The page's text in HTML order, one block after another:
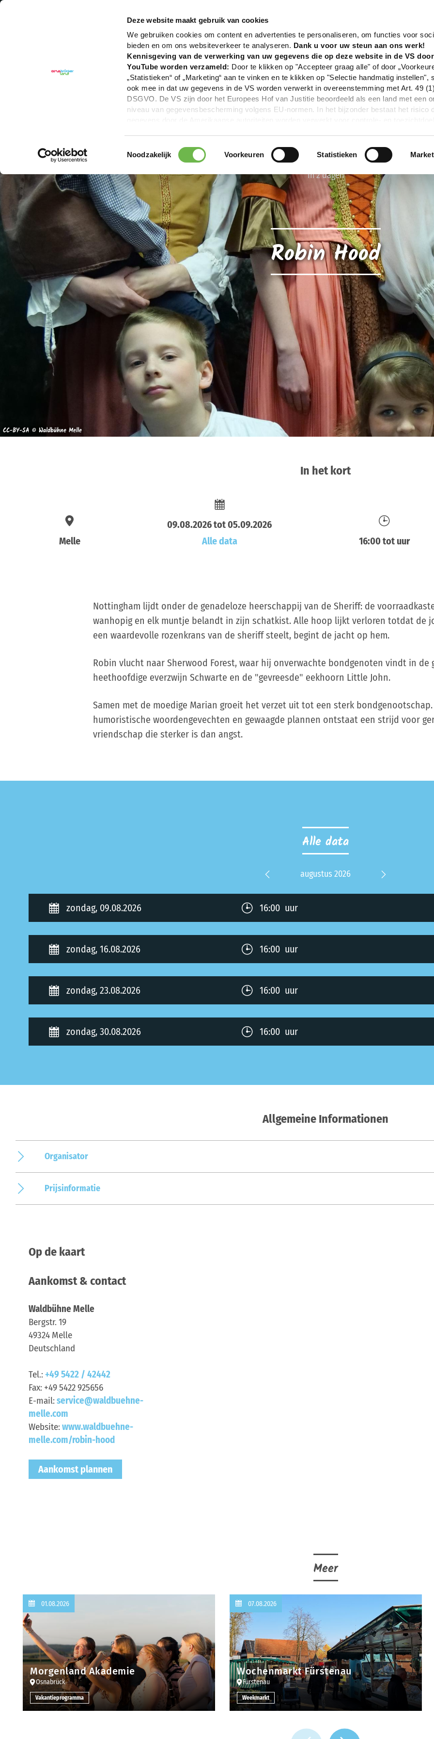
Deze website maakt gebruik van cookies
We gebruiken cookies om content en advertenties te personaliseren, om functies voor
bieden en om ons websiteverkeer te analyseren. Dank u voor uw steun aan ons werk!
Kennisgeving van de verwerking van uw gegevens die op deze website in de VS
YouTube worden verzameld: Door te klikken op "Accepteer graag alle" of door
„Statistieken“ of „Marketing“ aan te vinken en te klikken op "Selectie handmatig instellen",
ook mee in dat uw gegevens in de VS worden verwerkt in overeenstemming met Art. 49
DSGVO. De VS zijn door het Europees Hof van Justitie beoordeeld als een land met een
niveau van gegevensbescherming volgens EU-normen. In het bijzonder bestaat het risico
overdracht niet plaatsvinden. Voor meer informatie, zie onze privacyverklaring.
We geven u hier graag meer gedetailleerde informatie:
|Impressum
Toestemmingsselectie
Noodzakelijk Voorkeuren Statistieken
In 2 dagen
Robin Hood
CC-BY-SA © Waldbühne Melle
In het kort
Melle
09.08.2026 tot 05.09.2026
Alle data
16:00 tot uur
Nottingham lijdt onder de genadeloze heerschappij van de Sheriff: de
wanhopig en elk muntje belandt in zijn schatkist. Alle hoop lijkt verloren totdat de
een waardevolle rozenkrans van de sheriff steelt, begint de jacht op hem.
Robin vlucht naar Sherwood Forest, waar hij onverwachte bondgenoten vindt in de
heethoofdige everzwijn Schwarte en de "gevreesde" eekhoorn Little John.
Samen met de moedige Marian groeit het verzet uit tot een sterk
humoristische woordengevechten en gewaagde plannen ontstaat een strijd voor
vriendschap die sterker is dan angst.
Alle data
augustus 2026
zondag, 09.08.2026 16:00 uur
zondag, 16.08.2026 16:00 uur
zondag, 23.08.2026 16:00 uur
zondag, 30.08.2026 16:00 uur
Allgemeine Informationen
Organisator
Prijsinformatie
Op de kaart
Aankomst & contact
Waldbühne Melle
Bergstr. 19
49324 Melle
Deutschland
Tel.: +49 5422 / 42442
Fax: +49 5422 925656
E-mail: service@waldbuehne-
melle.com
Website: www.waldbuehne-
melle.com/robin-hood
Aankomst plannen
Meer
01.08.2026
Morgenland Akademie
Osnabrück
Vakantieprogramma
07.08.2026
Wochenmarkt Fürstenau
Fürstenau
Weekmarkt